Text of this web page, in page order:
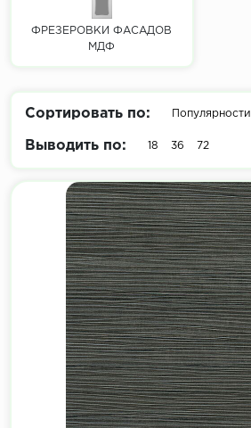
ФРЕЗЕРОВКИ ФАСАДОВ
МДФ
Сортировать по: Популярности
Выводить по: 18 36 72